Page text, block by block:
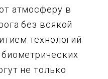
атмосферу в
без всякой
технологий
не только